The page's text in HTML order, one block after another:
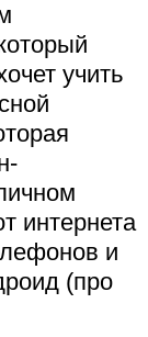
учить
интернета
и
(про